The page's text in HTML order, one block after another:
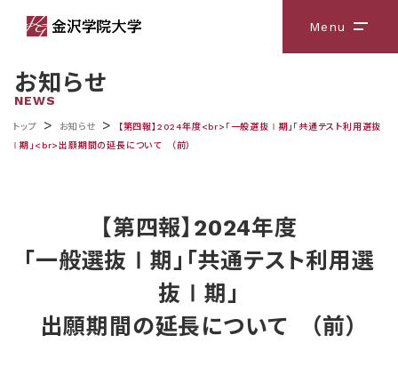
Menu メニ
お知らせ
NEWS
トップ > お知らせ >
【第四報】2024年度<br>「一般選抜Ⅰ期」「共通テスト利用選抜
Ⅰ期」<br>出願期間の延長について （前）
【第四報】2024年度
「一般選抜Ⅰ期」「共通テスト利用選
抜Ⅰ期」
出願期間の延長について （前）